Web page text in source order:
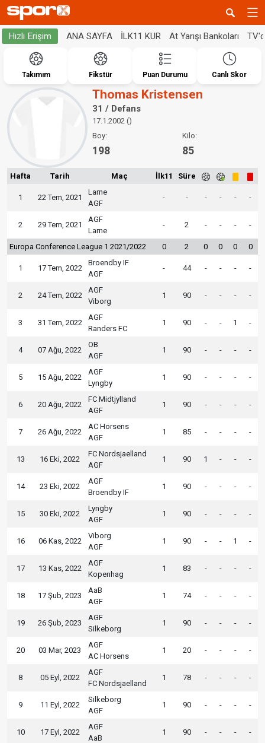
Hızlı Erişim ANA SAYFA İLK11 KUR At Yarışı Bankoları
Takımım Fikstür Puan Durumu Canlı Skor
Thomas Kristensen
31 / Defans
17.1.2002 ()
Boy:
198
Kilo:
85
Hafta Tarih Maç İlk11 Süre
1 22 Tem, 2021
Larne
AGF
- - - - - -
2 29 Tem, 2021
AGF
Larne
- 2 - - - -
Europa Conference League 1 2021/2022 0 2 0 0 0 0
1 17 Tem, 2022
Broendby IF
AGF
- 44 - - - -
2 24 Tem, 2022
AGF
Viborg
1 90 - - - -
3 31 Tem, 2022
AGF
Randers FC
1 90 - - 1 -
4 07 Ağu, 2022
OB
AGF
1 90 - - - -
5 15 Ağu, 2022
AGF
Lyngby
1 90 - - - -
6 20 Ağu, 2022
FC Midtjylland
AGF
1 90 - - - -
7 26 Ağu, 2022
AC Horsens
AGF
1 85 - - - -
13 16 Eki, 2022
FC Nordsjaelland
AGF
1 90 1 - - -
14 23 Eki, 2022
AGF
Broendby IF
1 90 - - - -
15 30 Eki, 2022
Lyngby
AGF
1 90 - - - -
16 06 Kas, 2022
Viborg
AGF
1 90 - - 1 -
17 13 Kas, 2022
AGF
Kopenhag
1 83 - - - -
18 17 Şub, 2023
AaB
AGF
1 74 - - - -
19 26 Şub, 2023
AGF
Silkeborg
1 90 - - - -
20 03 Mar, 2023
AGF
AC Horsens
1 20 - - - -
8 05 Eyl, 2022
AGF
FC Nordsjaelland
1 78 - - - -
9 11 Eyl, 2022
Silkeborg
AGF
1 90 - - - -
10 17 Eyl, 2022
AGF
AaB
1 90 - - - -